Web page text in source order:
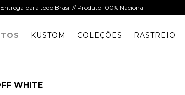
Entrega para todo Brasil // Produto 100% Nacional
KUSTOM COLEÇÕES RASTREIO
WHITE